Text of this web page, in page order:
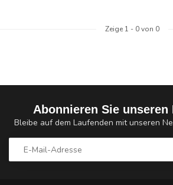
Zeige 1 - 0von 0
Abonnieren Sie unseren
Bleibe auf dem Laufenden mit unseren